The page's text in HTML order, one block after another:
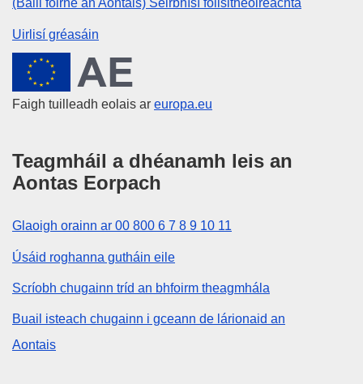
(Baill foirne an Aontais) Seirbhísí foilsitheoireachta
Uirlisí gréasáin
An tAontas Eorpach
Faigh tuilleadh eolais ar europa.eu
Teagmháil a dhéanamh leis an
Aontas Eorpach
Glaoigh orainn ar 00 800 6 7 8 9 10 11
Úsáid roghanna gutháin eile
Scríobh chugainn tríd an bhfoirm theagmhála
Buail isteach chugainn i gceann de lárionaid an
Aontais